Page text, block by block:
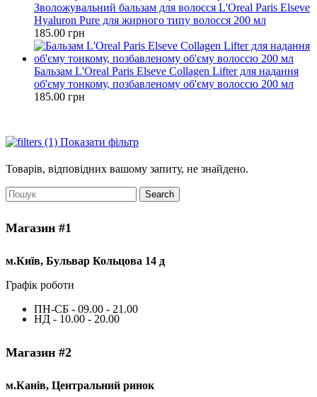
Зволожувальний бальзам для волосся L'Oreal Paris Elseve
Hyaluron Pure для жирного типу волосся 200 мл
185.00 грн
Бальзам L'Oreal Paris Elseve Collagen Lifter для надання
об'єму тонкому, позбавленому об'єму волоссю 200 мл
185.00 грн
Показати фільтр
Товарів, відповідних вашому запиту, не знайдено.
Search
Магазин #1
м.Київ, Бульвар Кольцова 14 д
Графік роботи
ПН-СБ - 09.00 - 21.00
НД - 10.00 - 20.00
Магазин #2
м.Канів, Центральний ринок